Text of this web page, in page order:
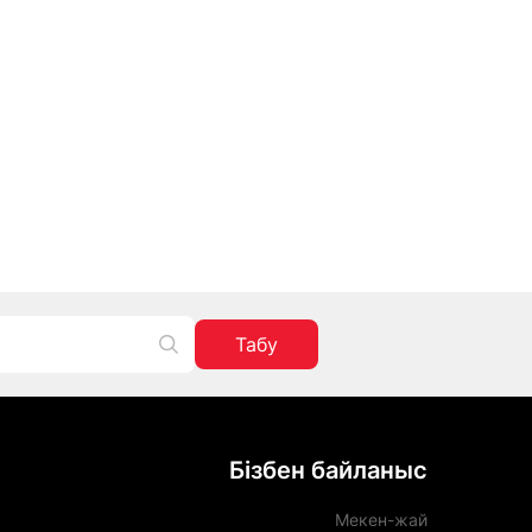
Табу
Бізбен байланыс
Мекен-жай